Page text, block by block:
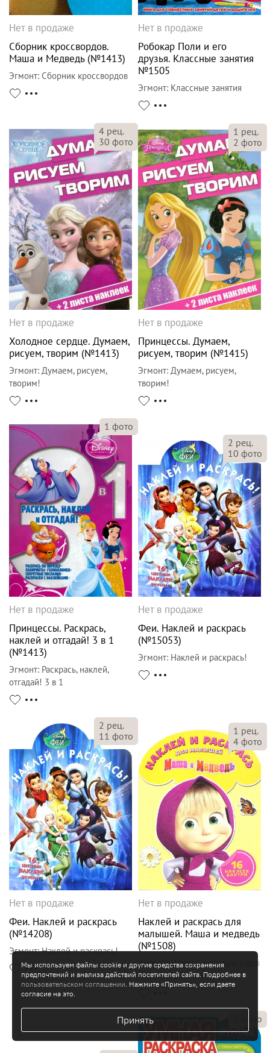
Нет в продаже
Сборник кроссвордов.
Маша и Медведь (№1413)
Эгмонт: Сборник кроссвордов
Нет в продаже
Робокар Поли и его
друзья. Классные занятия
№1505
Эгмонт: Классные занятия
4 рец.
30 фото
Нет в продаже
Холодное сердце. Думаем,
рисуем, творим (№1413)
Эгмонт: Думаем, рисуем,
творим!
1 рец.
2 фото
Нет в продаже
Принцессы. Думаем,
рисуем, творим (№1415)
Эгмонт: Думаем, рисуем,
творим!
1 фото
Нет в продаже
Принцессы. Раскрась,
наклей и отгадай! 3 в 1
(№1413)
Эгмонт: Раскрась, наклей,
отгадай! 3 в 1
2 рец.
10 фото
Нет в продаже
Феи. Наклей и раскрась
(№15053)
Эгмонт: Наклей и раскрась!
2 рец.
11 фото
Нет в продаже
Феи. Наклей и раскрась
(№14208)
Эгмонт:Наклей и раскрась!
1 рец.
4 фото
Нет в продаже
Наклей и раскрась для
малышей. Маша и медведь
(№1508)
Эгмонт:Наклей и раскрась для
самых маленьких
фото
Мы используем файлы cookie и другие средства сохранения
предпочтений и анализа действий посетителей сайта. Подробнее в
пользовательском соглашении. Нажмите «Принять», если даете
согласие на это.
Принять